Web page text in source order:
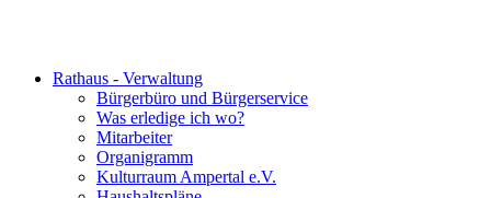
Rathaus - Verwaltung
Bürgerbüro und Bürgerservice
Was erledige ich wo?
Mitarbeiter
Organigramm
Kulturraum Ampertal e.V.